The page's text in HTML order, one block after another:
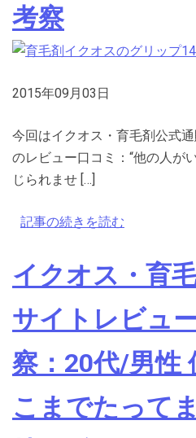
考察
2015年09月03日
今回はイクオス・育毛剤公式
のレビュー口コミ：“他の人が
じられませ […]
記事の続きを読む
イクオス・育
サイトレビュ
察：20代/男性
こまでたって